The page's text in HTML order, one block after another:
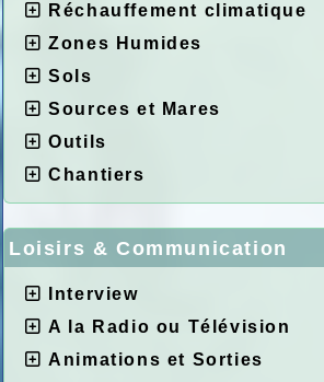
Réchauffement climatique
Zones Humides
Sols
Sources et Mares
Outils
Chantiers
Loisirs & Communication
Interview
A la Radio ou Télévision
Animations et Sorties